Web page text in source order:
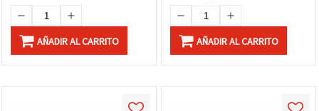
AÑADIR AL CARRITO AÑADIR AL CARRITO